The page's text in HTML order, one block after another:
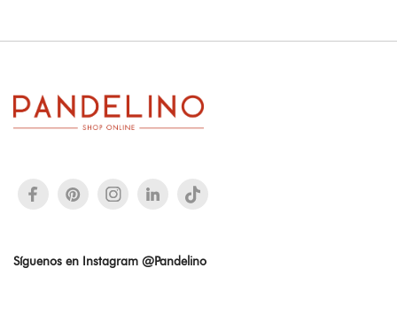
Síguenos en Instagram @Pandelino